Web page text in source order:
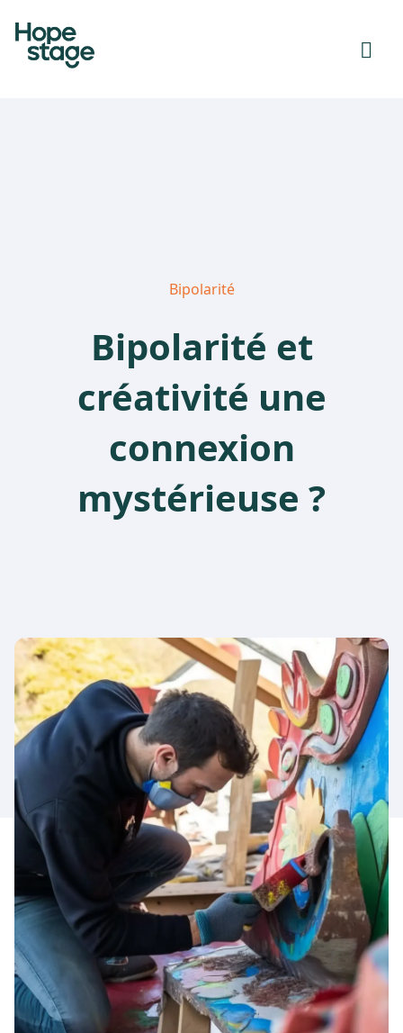
Bipolarité
Bipolarité et
créativité une
connexion
mystérieuse ?